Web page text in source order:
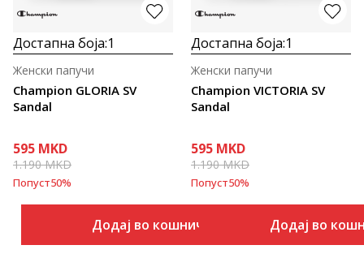
Достапна боја:1
Champion GLORIA SV
Sandal
Женски папучи
595 MKD
1.190MKD
Попуст50%
Додај во кошничка
Достапна боја:1
Champion VICTORIA SV
Sandal
Женски папучи
595 MKD
1.190MKD
Попуст50%
Додај во